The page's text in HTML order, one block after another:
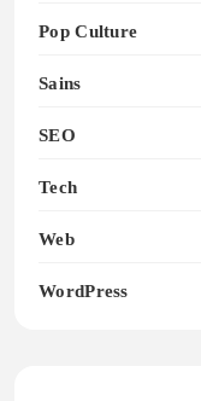
Pop Culture
Sains
SEO
Tech
Web
WordPress